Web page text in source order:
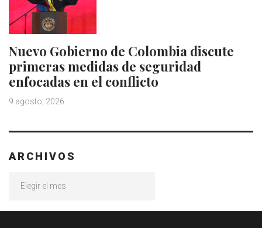
Nuevo Gobierno de Colombia discute
primeras medidas de seguridad
enfocadas en el conflicto
9 agosto, 2026
ARCHIVOS